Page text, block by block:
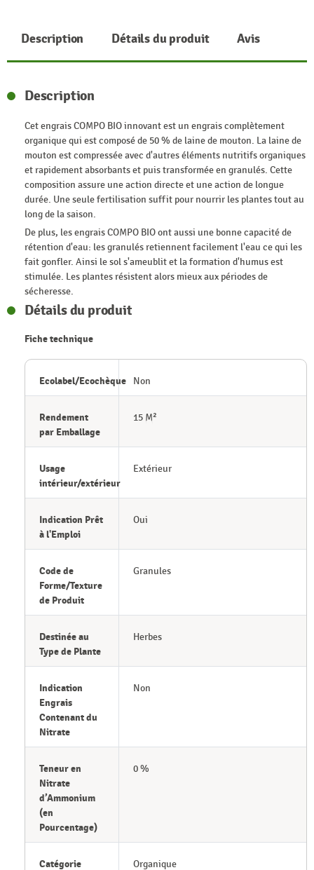
Description Détails du produit Avis
Description
Cet engrais COMPO BIO innovant est un engrais complètement
organique qui est composé de 50 % de laine de mouton. La laine de
mouton est compressée avec d'autres éléments nutritifs organiques
et rapidement absorbants et puis transformée en granulés. Cette
composition assure une action directe et une action de longue
durée. Une seule fertilisation suffit pour nourrir les plantes tout au
long de la saison.
De plus, les engrais COMPO BIO ont aussi une bonne capacité de
rétention d'eau: les granulés retiennent facilement l'eau ce qui les
fait gonfler. Ainsi le sol s'ameublit et la formation d'humus est
stimulée. Les plantes résistent alors mieux aux périodes de
sécheresse.
Détails du produit
Fiche technique
Ecolabel/Ecochèque Non
Rendement
par Emballage
15 M²
Usage
intérieur/extérieur
Extérieur
Indication Prêt
à l'Emploi
Oui
Code de
Forme/Texture
de Produit
Granules
Destinée au
Type de Plante
Herbes
Indication
Engrais
Contenant du
Nitrate
Non
Teneur en
Nitrate
d’Ammonium
(en
Pourcentage)
0 %
Catégorie Organique